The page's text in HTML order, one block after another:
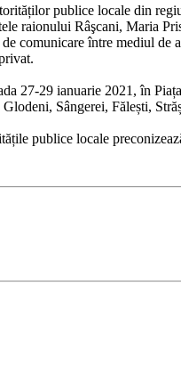
publice locale din
raionului Râşcani, Maria
comunicare între mediul
27-29 ianuarie 2021, în
Sângerei, Fălești,
publice locale